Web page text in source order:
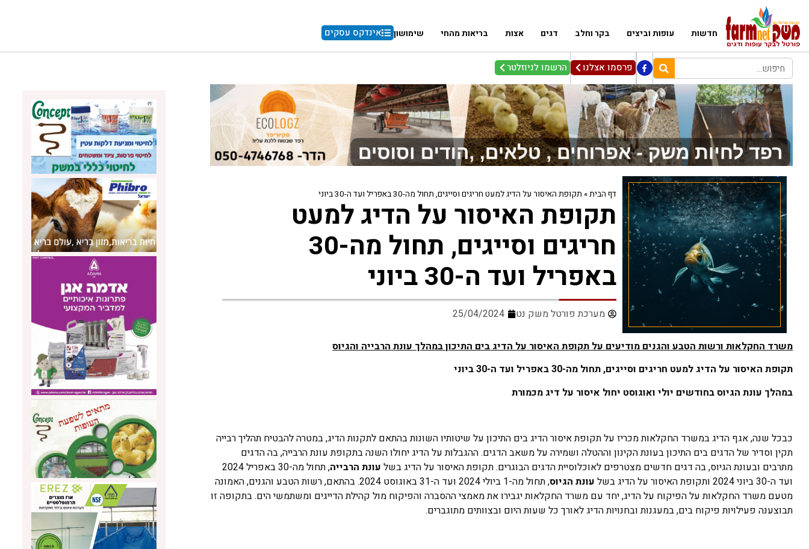
חדשות עופות וביצים בקר וחלב דגים אצות בריאות מהחי שימושון אינדקס עסקים
פרסמו אצלנו הרשמו לניוזלטר
דף הבית» תקופת האיסור על הדיג למעט חריגים וסייגים, תחול מה-30 באפריל ועד ה-30 ביוני
תקופת האיסור על הדיג למעט
חריגים וסייגים, תחול מה-30
באפריל ועד ה-30 ביוני
מערכת פורטל משק נט 25/04/2024
משרד החקלאות ורשות הטבע והגנים מודיעים על תקופת האיסור על הדיג בים התיכון במהלך עונת הרבייה והגיוס
תקופת האיסור על הדיג למעט חריגים וסייגים, תחול מה-30 באפריל ועד ה-30 ביוני
במהלך עונת הגיוס בחודשים יולי ואוגוסט יחול איסור על דיג מכמורת
כבכל שנה, אגף הדיג במשרד החקלאות מכריז על תקופת איסור הדיג בים התיכון על שיטותיו השונות בהתאם לתקנות הדיג, במטרה להבטיח תהליך רבייה
תקין וסדיר של הדגים בים התיכון בעונת הקינון וההטלה ושמירה על משאב הדגים. ההגבלות על הדיג יחולו השנה בתקופת עונת הרבייה, בה הדגים
מתרבים ובעונת הגיוס, בה דגים חדשים מצטרפים לאוכלוסיית הדגים הבוגרים. תקופת האיסור על הדיג בשל עונת הרבייה
, תחול מה-30 באפריל 2024
ועד ה-30 ביוני 2024 ותקופת האיסור על הדיג בשל
עונת הגיוס
, תחול מה-1 ביולי 2024 ועד ה-31 באוגוסט 2024. בהתאם, רשות הטבע והגנים, האמונה
מטעם משרד החקלאות על הפיקוח על הדיג, יחד עם משרד החקלאות יגבירו את מאמצי ההסברה והפיקוח מול קהילת הדייגים ומשתמשי הים. בתקופה זו
תבוצענה פעילויות פיקוח בים, במעגנות ובחנויות הדיג לאורך כל שעות היום ובצוותים מתוגברים.